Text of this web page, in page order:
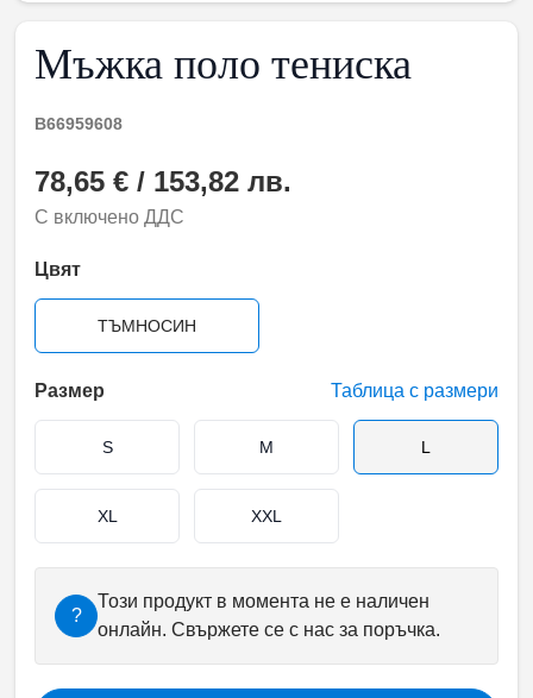
Мъжка поло тениска
B66959608
78,65 € / 153,82 лв.
С включено ДДС
Цвят
ТЪМНОСИН
Размер Таблица с размери
S M L
XL XXL
?
Този продукт в момента не е наличен
онлайн. Свържете се с нас за поръчка.